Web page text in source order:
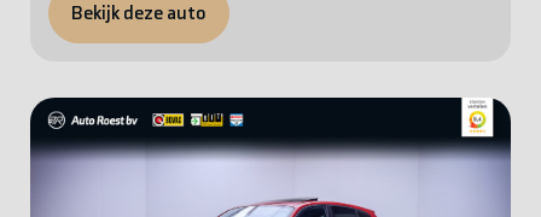
Bekijk deze auto